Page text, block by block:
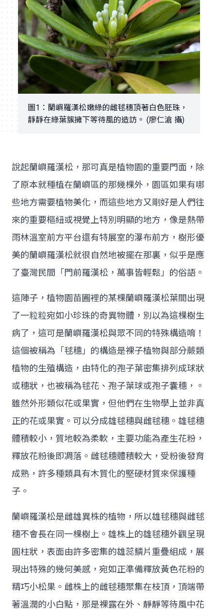
圖1：蘭嶼羅漢松嫩綠的雌毬穗頂著白色胚珠，
靜靜在綠葉簇擁下等待風的造訪。 (廖仁滄 攝)
說起蘭嶼羅漢松，那可真是植物園的重要門面，除
了原本就種植在蘭嶼區的那幾棵外，園區如果有哪
些地方需要植物美化，而這些地方又剛好是人們往
來的重要樞紐或視覺上特別明顯的地方，像是熱帶
雨林溫室前方平台還有特展室的瀑布前方，樹形優
美的蘭嶼羅漢松就很自然地被擺在那裏，似乎是應
了臺灣民間「門前羅漢松，萬事皆輕鬆」的俗語。
這陣子，植物園苗圃裡的某棵蘭嶼羅漢松葉間出現
了一粒粒宛如小珍珠的奇異物體，別以為這棵樹生
病了，這可是蘭嶼羅漢松與眾不同的特殊構造唷！
這個被稱為「毬穗」的構造是裸子植物與部分蕨類
植物的生殖構造，由特化的孢子葉密集排列成球狀
或穗狀，也被稱為毬花、孢子葉球或孢子囊穗，。
雖然外形類似花或果實，但他們在生物學上並非真
正的花或果實。可以分成雄毬穗與雌毬穗。雄毬穗
體積較小，質地較為柔軟，主要功能為產生花粉，
釋放花粉後即凋落。雌毬穗體積較大，受粉後發育
成熟，許多種類具有木質化的堅硬材質來保護種
子。
蘭嶼羅漢松是雌雄異株的植物，所以雄毬穗與雌毬
穗不會長在同一棵樹上。雄株上的雄毬穗外觀呈現
圓柱狀，表面由許多密集的雄蕊鱗片重疊組成，展
現出特殊的幾何美感，宛如正準備釋放黃色花粉的
精巧小松果。雌株上的雌毬穗聚集在枝頂，頂端帶
著溫潤的小白點，那是裸露在外、靜靜等待風中花